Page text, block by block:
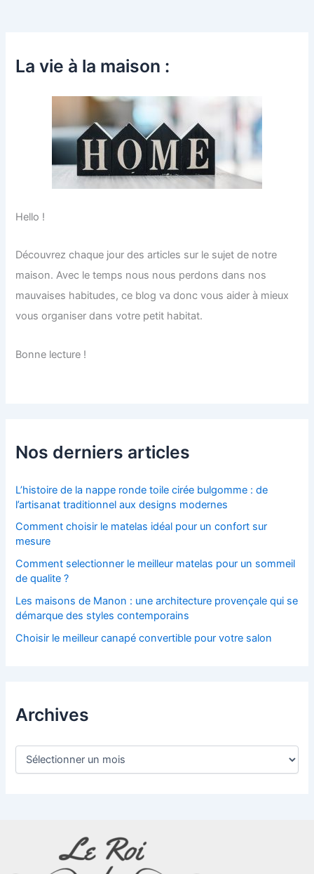
La vie à la maison :
Hello !
Découvrez chaque jour des articles sur le sujet de notre
maison. Avec le temps nous nous perdons dans nos
mauvaises habitudes, ce blog va donc vous aider à mieux
vous organiser dans votre petit habitat.
Bonne lecture !
Nos derniers articles
L’histoire de la nappe ronde toile cirée bulgomme : de
l’artisanat traditionnel aux designs modernes
Comment choisir le matelas idéal pour un confort sur
mesure
Comment selectionner le meilleur matelas pour un sommeil
de qualite ?
Les maisons de Manon : une architecture provençale qui se
démarque des styles contemporains
Choisir le meilleur canapé convertible pour votre salon
Archives
A